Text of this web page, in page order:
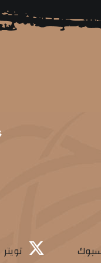
تويتر